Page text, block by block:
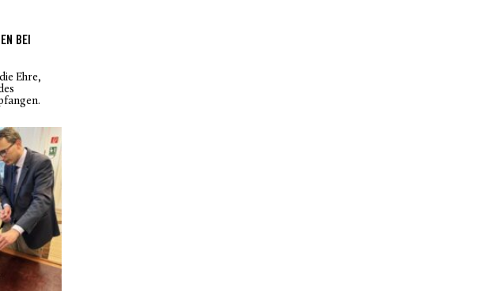
BEI
Ehre,